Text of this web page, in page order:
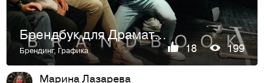
Брендбук для Драматического театра Тихоокеанского флота
Брендинг, Графика 18 199
Марина Лазарева